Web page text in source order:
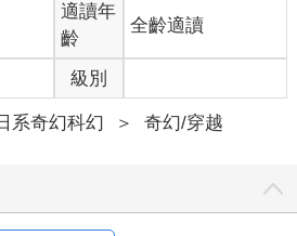
適讀年
齡
全齡適讀
級別
系奇幻科幻 ＞ 奇幻/穿越